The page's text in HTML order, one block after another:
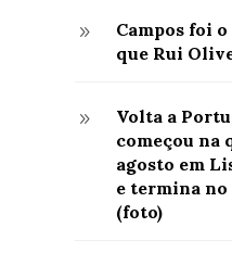
9
Campos foi
que Rui
9
Volta a
começou na
agosto em
e termina no
(foto)